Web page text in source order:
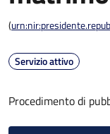
(
Servizio attivo
Procedimento di